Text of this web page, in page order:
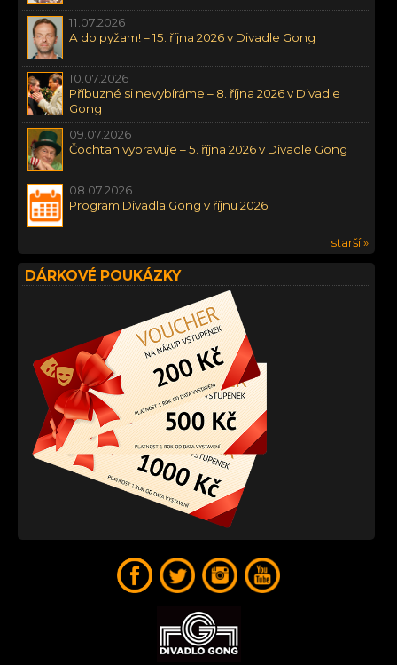
11.07.2026
A do pyžam! – 15. října 2026 v Divadle Gong
10.07.2026
Příbuzné si nevybíráme – 8. října 2026 v Divadle
Gong
09.07.2026
Čochtan vypravuje – 5. října 2026 v Divadle Gong
08.07.2026
Program Divadla Gong v říjnu 2026
starší »
DÁRKOVÉ POUKÁZKY